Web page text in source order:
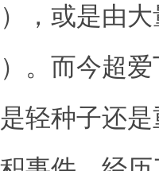
，或是由
。而今超
轻种子还